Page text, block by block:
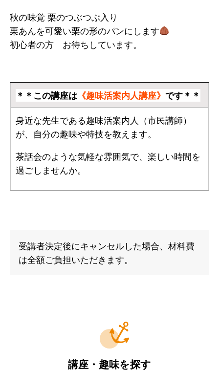
秋の味覚 栗のつぶつぶ入り
栗あんを可愛い栗の形のパンにします
初心者の方 お待ちしています。
＊＊この講座は 《趣味活案内人講座》 です＊＊
身近な先生である趣味活案内人（市民講師）
が、自分の趣味や特技を教えます。
茶話会のような気軽な雰囲気で、楽しい時間を
過ごしませんか。
受講者決定後にキャンセルした場合、材料費
は全額ご負担いただきます。
講座・趣味を探す